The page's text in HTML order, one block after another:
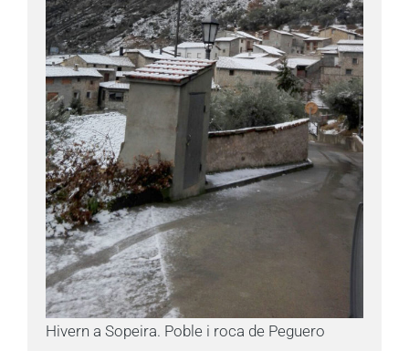
Hivern a Sopeira. Poble i roca de Peguero